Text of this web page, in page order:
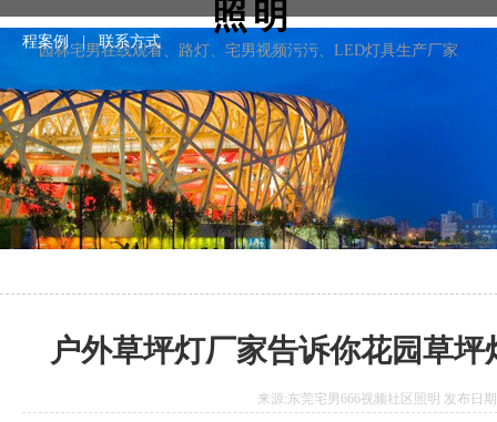
照明
园林宅男在线观看、路灯、宅男视频污污、LED灯具生产厂家
程案例 | 联系方式
户外草坪灯厂家告诉你花园草
来源:东莞宅男666视频社区照明 发布日期